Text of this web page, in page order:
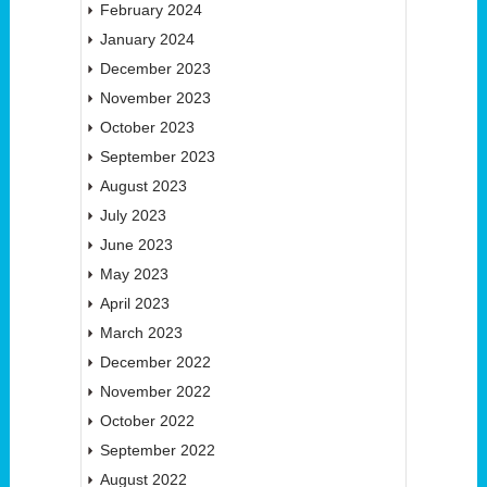
February 2024
January 2024
December 2023
November 2023
October 2023
September 2023
August 2023
July 2023
June 2023
May 2023
April 2023
March 2023
December 2022
November 2022
October 2022
September 2022
August 2022